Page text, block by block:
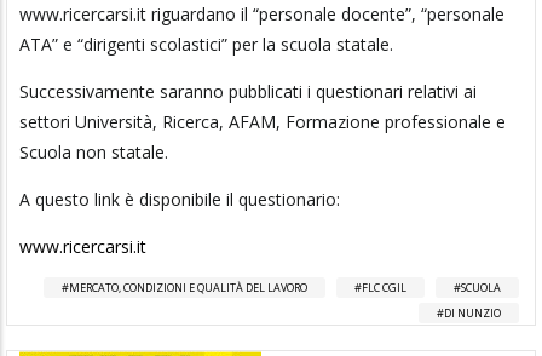
www.ricercarsi.it riguardano il “personale docente”, “personale
ATA” e “dirigenti scolastici” per la scuola statale.
Successivamente saranno pubblicati i questionari relativi ai
settori Università, Ricerca, AFAM, Formazione professionale e
Scuola non statale.
A questo link è disponibile il questionario:
www.ricercarsi.it
MERCATO, CONDIZIONI E QUALITÀ DEL LAVORO FLC CGIL
SCUOLA
DI NUNZIO